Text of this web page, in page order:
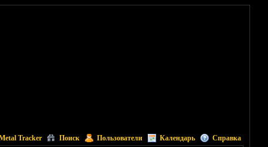
Tracker Поиск Пользователи Календарь Справка